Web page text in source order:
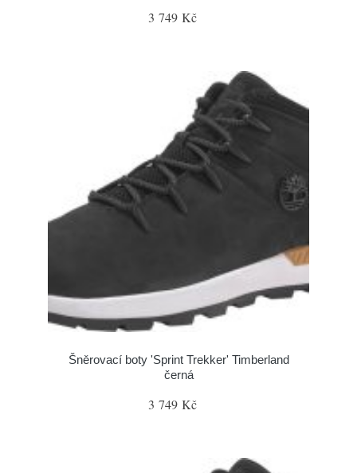
3 749 Kč
Šněrovací boty 'Sprint Trekker' Timberland
černá
3 749 Kč